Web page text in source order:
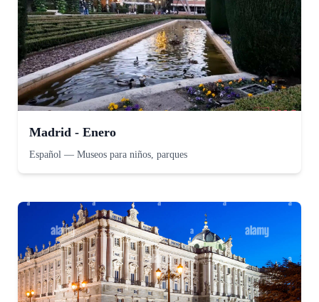
Madrid - Enero
Español — Museos para niños, parques